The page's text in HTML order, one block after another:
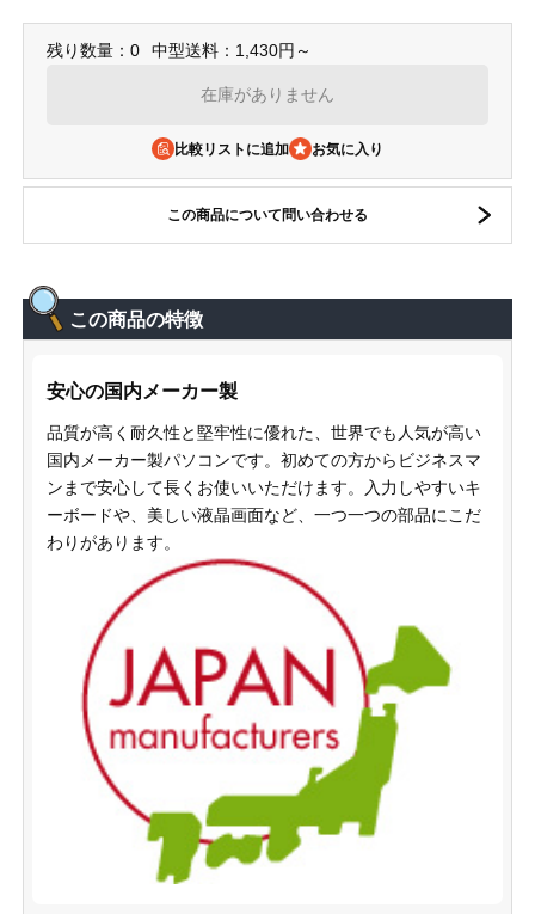
残り数量：0 中型送料：1,430円～
在庫がありません
比較リストに追加
この商品について問い合わせる
この商品の特徴
安心の国内メーカー製
品質が高く耐久性と堅牢性に優れた、世界でも人気が高い
国内メーカー製パソコンです。初めての方からビジネスマ
ンまで安心して長くお使いいただけます。入力しやすいキ
ーボードや、美しい液晶画面など、一つ一つの部品にこだ
わりがあります。